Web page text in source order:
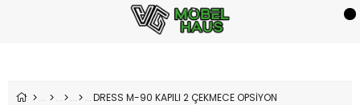
DRESS M-90 KAPILI 2 ÇEKMECE OPSİYON